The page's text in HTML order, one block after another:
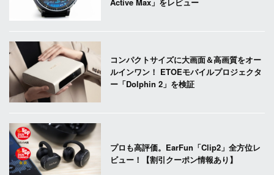
コンパクトサイズに大画面＆高画質をオー
ルインワン！ ETOEモバイルプロジェクタ
ー「Dolphin 2」を検証
プロも高評価。EarFun「Clip2」全方位レ
ビュー！【割引クーポン情報あり】